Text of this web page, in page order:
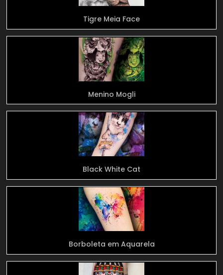
Tigre Meia Face
Menino Mogli
Black White Cat
Borboleta em Aquarela